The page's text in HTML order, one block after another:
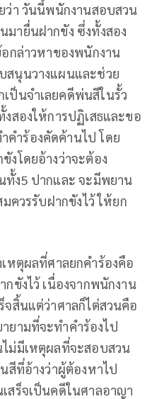
ว่า วันนี้พนักงานสอบสวน
มายื่นฝากขัง ซึ่งทั้งสอง
กล่าวหาของพนักงาน
นุนวางแผนและช่วย
ป็นจำเลยคดีพ่นสีในรั้ว
สองให้การปฏิเสธและขอ
คำร้องคัดค้านไป โดย
งโดยอ้างว่าจะต้อง
ง5 ปากและ จะมีพยาน
ควรรับฝากขังไว้ ให้ยก
หตุผลที่ศาลยกคำร้องคือ
ขังไว้ เนื่องจากพนักงาน
จสิ้นแต่ว่าศาลก็ไต่สวนคือ
ยามที่จะทำคำร้องไป
ม่มีเหตุผลที่จะสอบสวน
สีที่อ้างว่าผู้ต้องหาไป
สร็จเป็นคดีในศาลอาญา